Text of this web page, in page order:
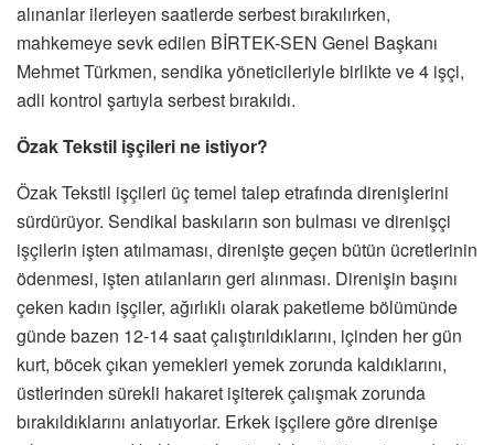
alınanlar ilerleyen saatlerde serbest bırakılırken,
mahkemeye sevk edilen BİRTEK-SEN Genel Başkanı
Mehmet Türkmen, sendika yöneticileriyle birlikte ve 4 işçi,
adli kontrol şartıyla serbest bırakıldı.
Özak Tekstil işçileri ne istiyor?
Özak Tekstil işçileri üç temel talep etrafında direnişlerini
sürdürüyor. Sendikal baskıların son bulması ve direnişçi
işçilerin işten atılmaması, direnişte geçen bütün ücretlerinin
ödenmesi, işten atılanların geri alınması. Direnişin başını
çeken kadın işçiler, ağırlıklı olarak paketleme bölümünde
günde bazen 12-14 saat çalıştırıldıklarını, içinden her gün
kurt, böcek çıkan yemekleri yemek zorunda kaldıklarını,
üstlerinden sürekli hakaret işiterek çalışmak zorunda
bırakıldıklarını anlatıyorlar. Erkek işçilere göre direnişe